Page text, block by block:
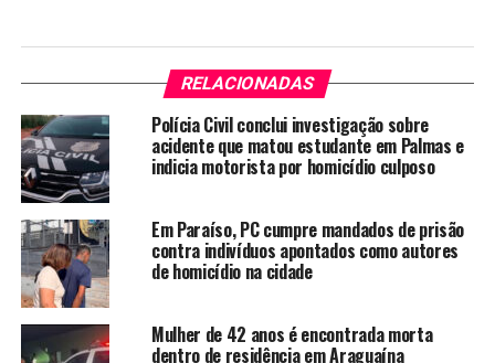
RELACIONADAS
Polícia Civil conclui investigação sobre
acidente que matou estudante em Palmas e
indicia motorista por homicídio culposo
Em Paraíso, PC cumpre mandados de prisão
contra indivíduos apontados como autores
de homicídio na cidade
Mulher de 42 anos é encontrada morta
dentro de residência em Araguaína